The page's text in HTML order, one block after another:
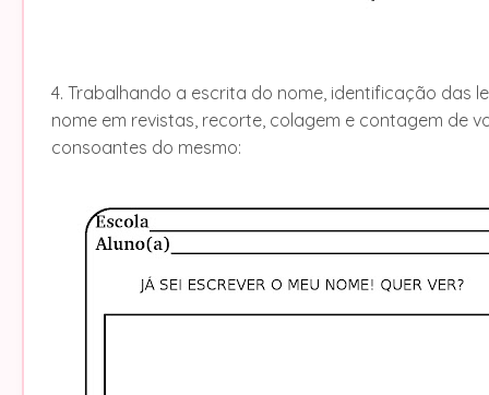
4. Trabalhando a escrita do nome, identificação das
nome em revistas, recorte, colagem e contagem de
consoantes do mesmo: